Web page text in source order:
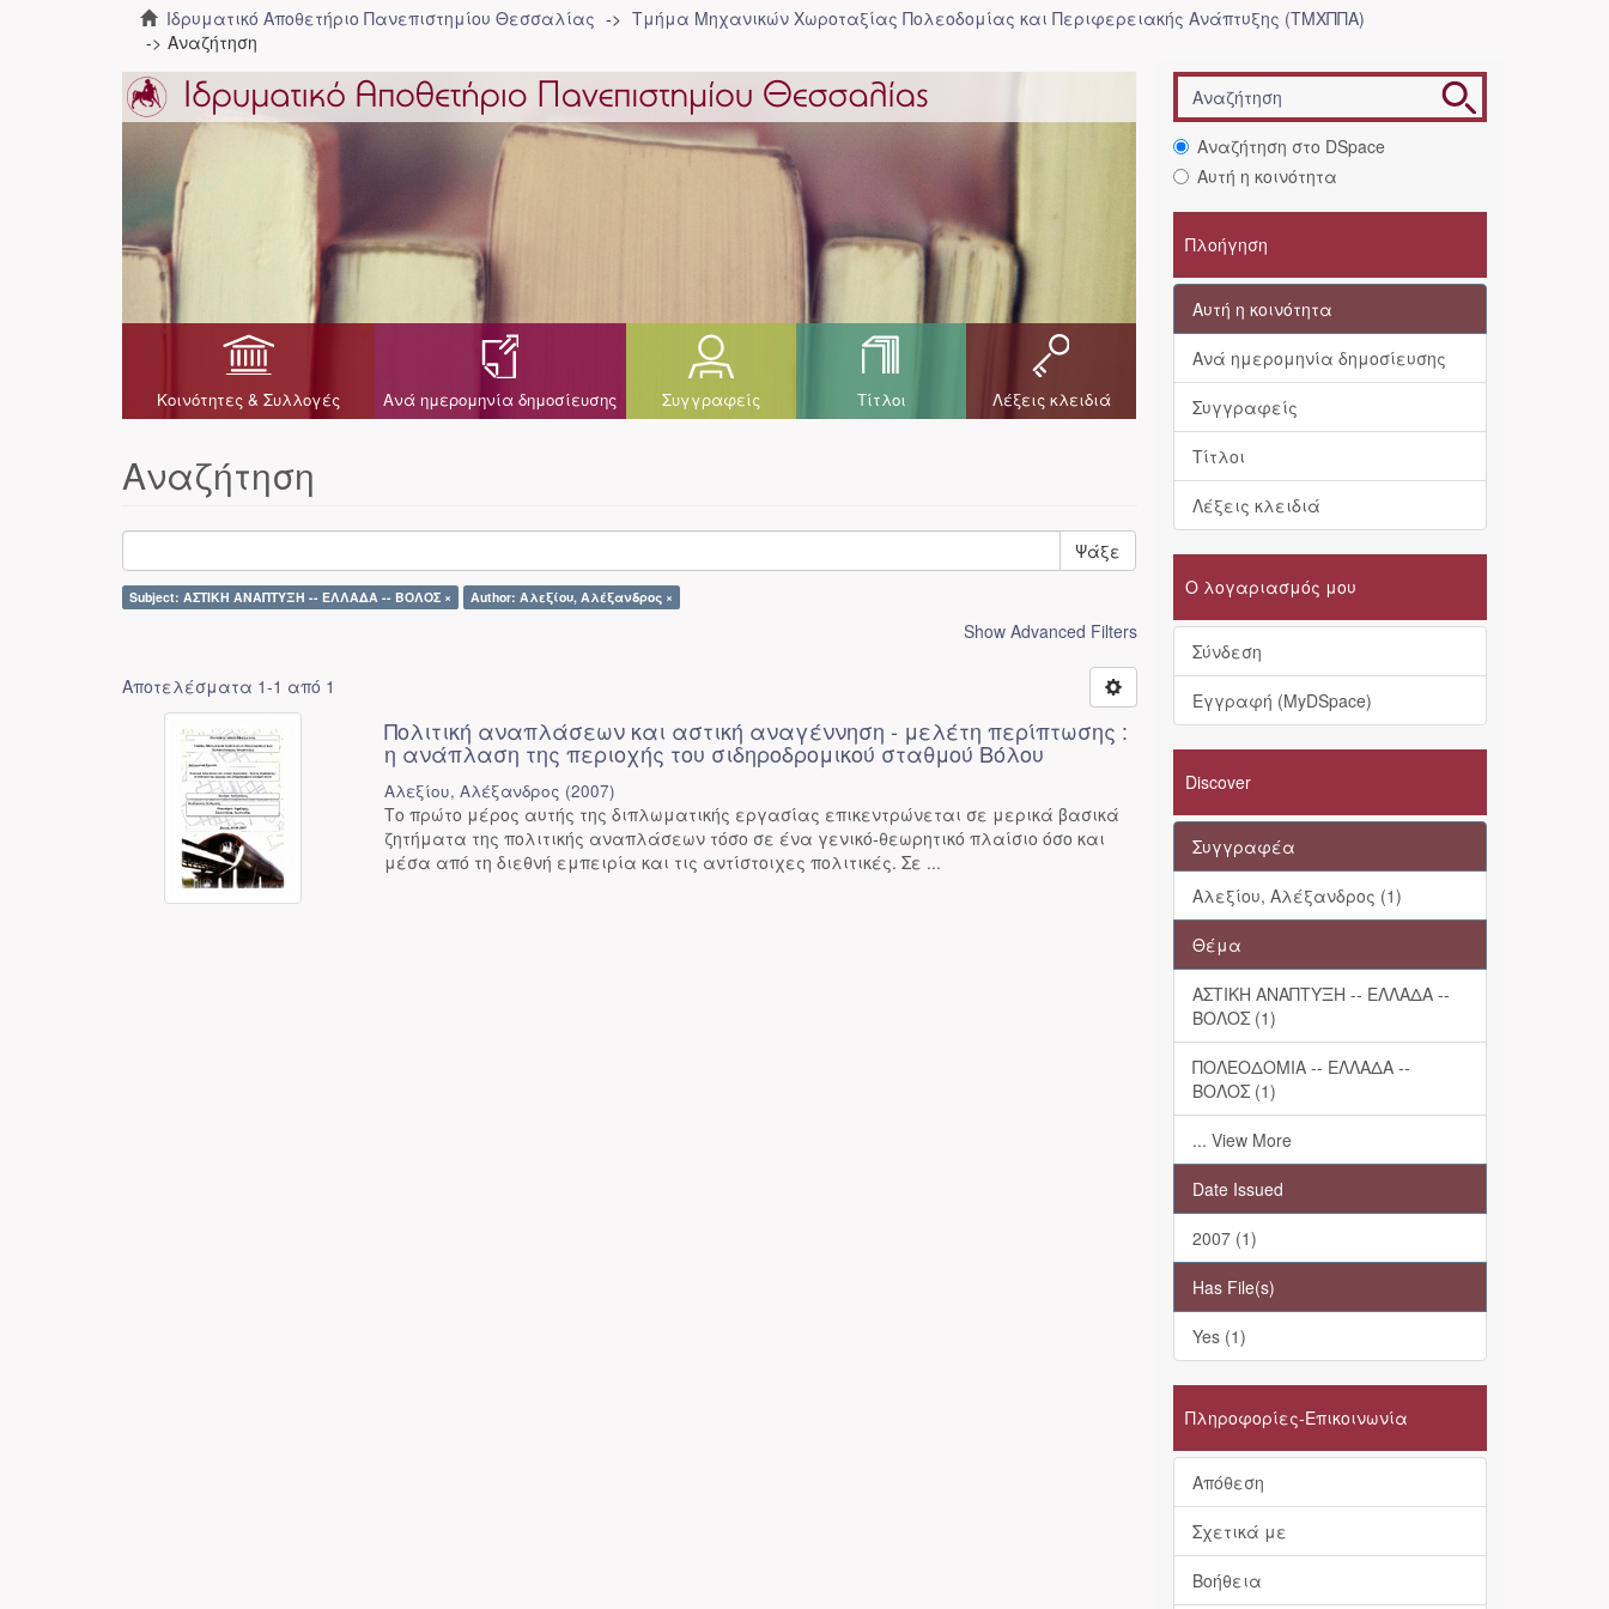
Ιδρυματικό Αποθετήριο Πανεπιστημίου Θεσσαλίας
Τμήμα Μηχανικών Χωροταξίας Πολεοδομίας και Περιφερειακής Ανάπτυξης (ΤΜΧΠΠΑ)
Αναζήτηση
Κοινότητες & Συλλογές Ανά ημερομηνία δημοσίευσης Συγγραφείς Τίτλοι Λέξεις κλειδιά
Αναζήτηση
Ψάξε
Subject: ΑΣΤΙΚΗ ΑΝΑΠΤΥΞΗ -- ΕΛΛΑΔΑ -- ΒΟΛΟΣ × Author: Αλεξίου, Αλέξανδρος ×
Show Advanced Filters
Αποτελέσματα 1-1 από 1
Πολιτική αναπλάσεων και αστική αναγέννηση - μελέτη περίπτωσης :
η ανάπλαση της περιοχής του σιδηροδρομικού σταθμού Βόλου
Αλεξίου, Αλέξανδρος (2007)
Το πρώτο μέρος αυτής της διπλωματικής εργασίας επικεντρώνεται σε μερικά βασικά
ζητήματα της πολιτικής αναπλάσεων τόσο σε ένα γενικό-θεωρητικό πλαίσιο όσο και
μέσα από τη διεθνή εμπειρία και τις αντίστοιχες πολιτικές. Σε ...
Αναζήτηση στο DSpace
Αυτή η κοινότητα
Πλοήγηση
Αυτή η κοινότητα
Ανά ημερομηνία δημοσίευσης
Συγγραφείς
Τίτλοι
Λέξεις κλειδιά
Ο λογαριασμός μου
Σύνδεση
Εγγραφή (MyDSpace)
Discover
Συγγραφέα
Αλεξίου, Αλέξανδρος (1)
Θέμα
ΑΣΤΙΚΗ ΑΝΑΠΤΥΞΗ -- ΕΛΛΑΔΑ --
ΒΟΛΟΣ (1)
ΠΟΛΕΟΔΟΜΙΑ -- ΕΛΛΑΔΑ --
ΒΟΛΟΣ (1)
... View More
Date Issued
2007 (1)
Has File(s)
Yes (1)
Πληροφορίες-Επικοινωνία
Απόθεση
Σχετικά με
Βοήθεια